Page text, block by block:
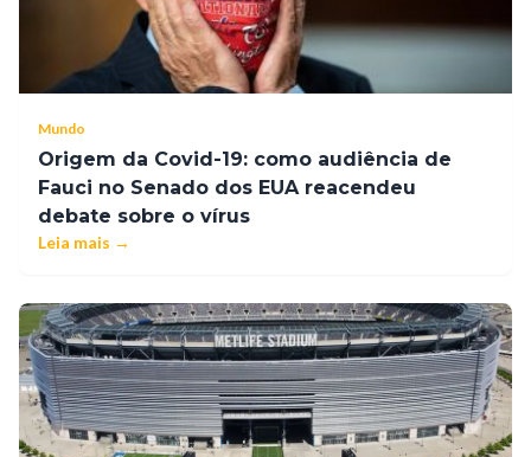
contamina uma
série de
cadeias
a alta de
aquilo
Mundo
Origem da Covid-19: como audiência de
Fauci no Senado dos EUA reacendeu
debate sobre o vírus
Leia mais →